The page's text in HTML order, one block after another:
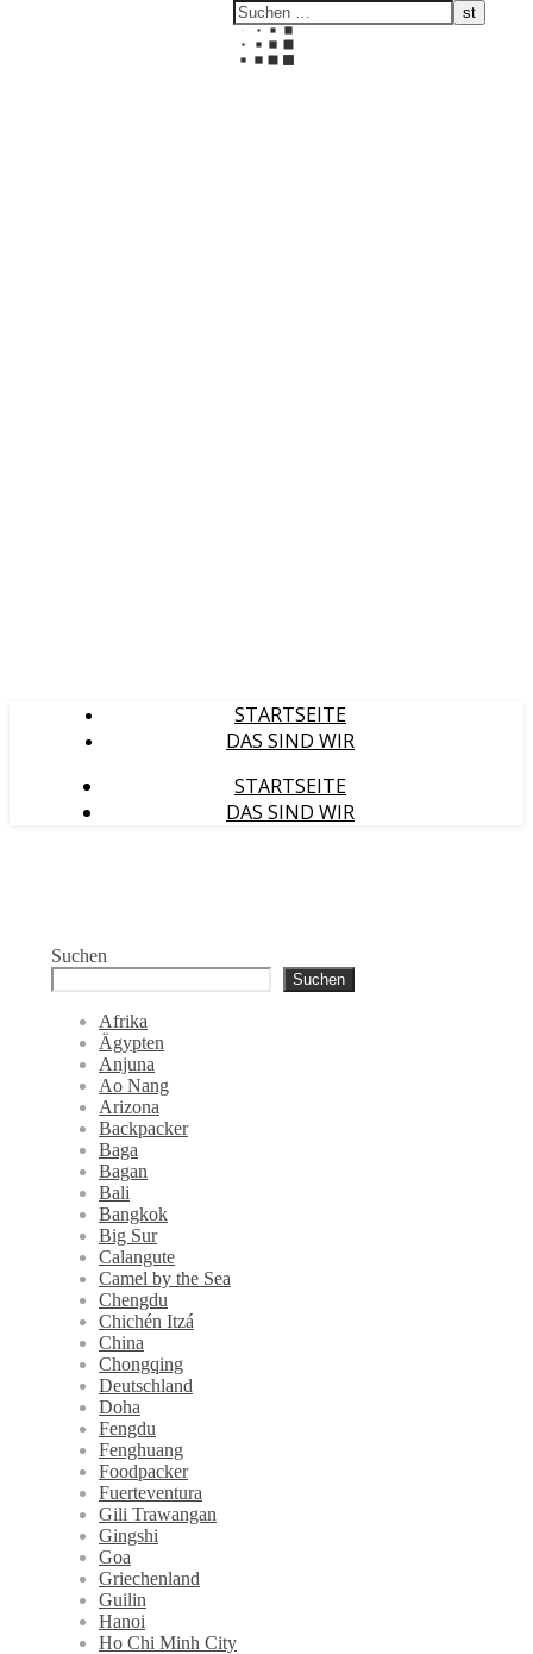
STARTSEITE
DAS SIND WIR
STARTSEITE
DAS SIND WIR
Suchen
Suchen
Afrika
Ägypten
Anjuna
Ao Nang
Arizona
Backpacker
Baga
Bagan
Bali
Bangkok
Big Sur
Calangute
Camel by the Sea
Chengdu
Chichén Itzá
China
Chongqing
Deutschland
Doha
Fengdu
Fenghuang
Foodpacker
Fuerteventura
Gili Trawangan
Gingshi
Goa
Griechenland
Guilin
Hanoi
Ho Chi Minh City